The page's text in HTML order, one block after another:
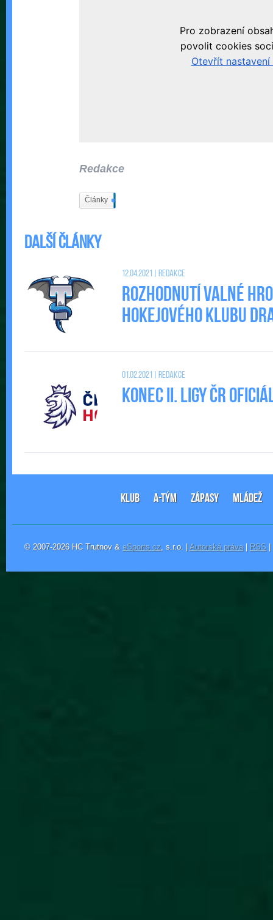
Redakce
Články
Další články
12.04.2021 | Redakce
Rozhodnutí valné
Hokejového klubu
01.02.2021 | Redakce
Konec II. Ligy ČR
KLUB A-TÝM ZÁPASY MLÁDEŽ
© 2007-2026 HC Trutnov & eSports.cz, s.r.o. |Autorská práva| RSS |